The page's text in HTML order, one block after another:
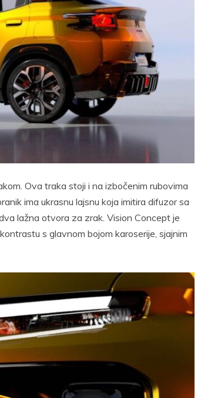
Ova traka stoji i na izbočenim rubovima
ima ukrasnu lajsnu koja imitira difuzor sa
lažna otvora za zrak. Vision Concept je
s glavnom bojom karoserije, sjajnim